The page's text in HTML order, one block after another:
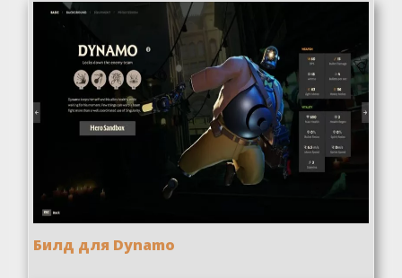
Билд для Dynamo